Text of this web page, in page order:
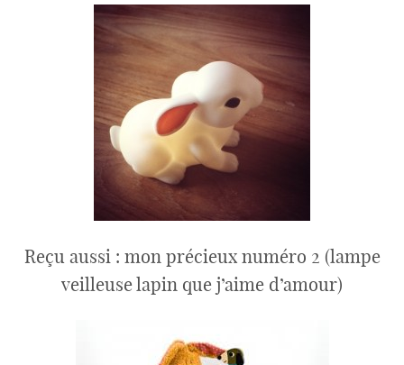
Reçu aussi : mon précieux numéro 2 (lampe
veilleuse lapin que j’aime d’amour)